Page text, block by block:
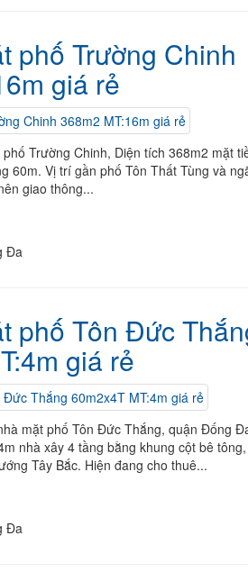
phố Trường Chinh
giá rẻ
Trường Chinh, Diện tích 368m2 mặt
60m. Vị trí gần phố Tôn Thất Tùng và
giao thông...
Đa
phố Tôn Đức
giá rẻ
mặt phố Tôn Đức Thắng, quận Đống
nhà xây 4 tầng bằng khung cột bê tông,
Tây Bắc. Hiện đang cho thuê...
Đa